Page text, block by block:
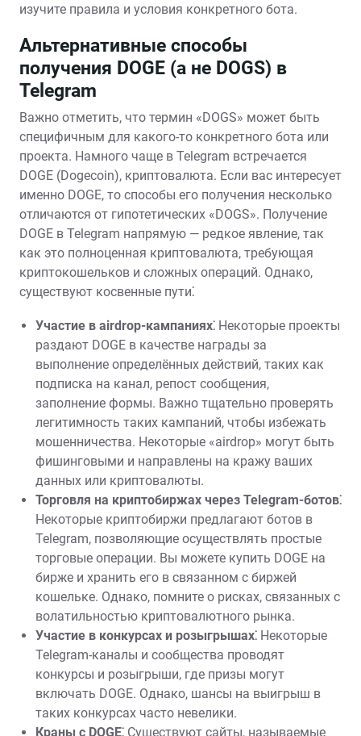
изучите правила и условия конкретного бота.
Альтернативные способы
получения DOGE (а не DOGS) в
Telegram
Важно отметить, что термин «DOGS» может быть
специфичным для какого-то конкретного бота или
проекта. Намного чаще в Telegram встречается
DOGE (Dogecoin), криптовалюта. Если вас интересует
именно DOGE, то способы его получения несколько
отличаются от гипотетических «DOGS». Получение
DOGE в Telegram напрямую — редкое явление, так
как это полноценная криптовалюта, требующая
криптокошельков и сложных операций. Однако,
существуют косвенные пути⁚
Участие в airdrop-кампаниях⁚ Некоторые проекты
раздают DOGE в качестве награды за
выполнение определённых действий, таких как
подписка на канал, репост сообщения,
заполнение формы. Важно тщательно проверять
легитимность таких кампаний, чтобы избежать
мошенничества. Некоторые «airdrop» могут быть
фишинговыми и направлены на кражу ваших
данных или криптовалюты.
Торговля на криптобиржах через Telegram-ботов⁚
Некоторые криптобиржи предлагают ботов в
Telegram, позволяющие осуществлять простые
торговые операции. Вы можете купить DOGE на
бирже и хранить его в связанном с биржей
кошельке. Однако, помните о рисках, связанных с
волатильностью криптовалютного рынка.
Участие в конкурсах и розыгрышах⁚ Некоторые
Telegram-каналы и сообщества проводят
конкурсы и розыгрыши, где призы могут
включать DOGE. Однако, шансы на выигрыш в
таких конкурсах часто невелики.
Краны с DOGE⁚ Существуют сайты, называемые